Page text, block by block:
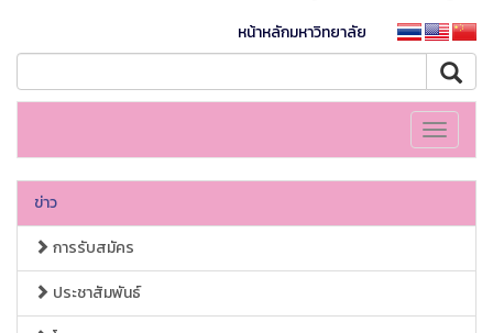
หน้าหลักมหาวิทยาลัย
Toggle
ข่าว
การรับสมัคร
ประชาสัมพันธ์